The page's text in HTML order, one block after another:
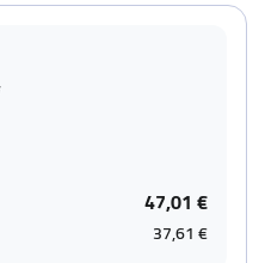
47,01 €
37,61 €